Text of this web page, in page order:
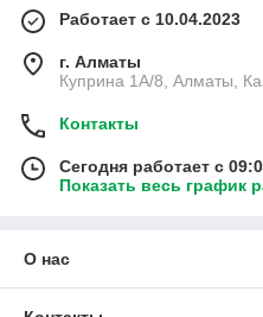
Работает с 10.04.2023
г. Алматы
Куприна 1A/8, Алматы,
Контакты
Сегодня работает с
Показать весь график
О нас